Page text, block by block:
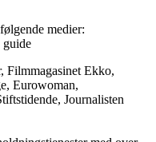
medier:
Filmmagasinet Ekko,
Eurowoman,
Journalisten